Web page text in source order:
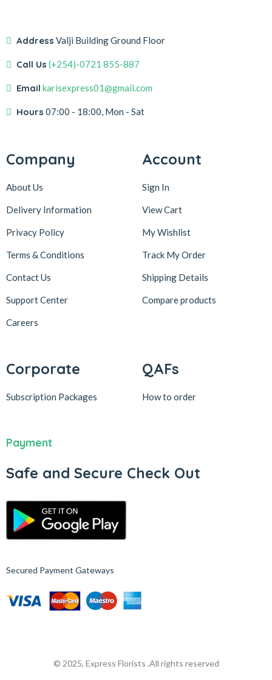
Address Valji Building Ground Floor
Call Us (+254)-0721 855-887
Email karisexpress01@gmail.com
Hours 07:00 - 18:00, Mon - Sat
Company
About Us
Delivery Information
Privacy Policy
Terms & Conditions
Contact Us
Support Center
Careers
Account
Sign In
View Cart
My Wishlist
Track My Order
Shipping Details
Compare products
Corporate
Subscription Packages
QAFs
How to order
Payment
Safe and Secure Check Out
Secured Payment Gateways
© 2025, Express Florists .All rights reserved